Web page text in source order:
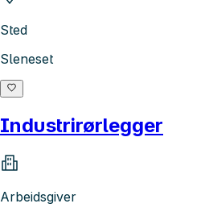
Sted
Sleneset
Industrirørlegger
Arbeidsgiver